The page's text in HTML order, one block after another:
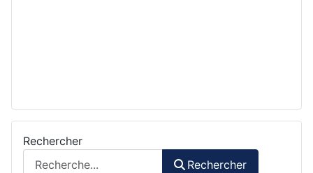
Rechercher
Rechercher